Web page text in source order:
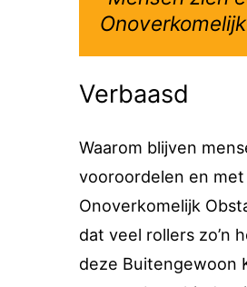
Verbaasd
Waarom blijven
vooroordelen en
Onoverkomelijk
dat veel rollers zo’n
deze Buitengewoon